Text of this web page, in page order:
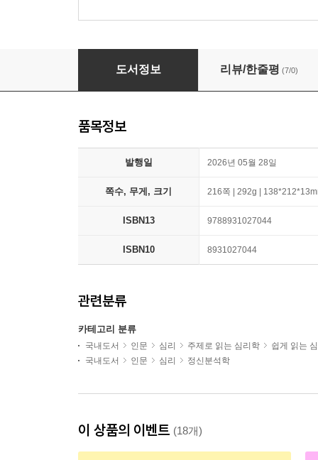
프로이트 심리학 입문
도서정보 리뷰/한줄평 (7/0)
품목정보
발행일 2026년 05월 28일
쪽수, 무게, 크기 216쪽 | 292g |
ISBN13 9788931027044
ISBN10 8931027044
관련분류
카테고리 분류
국내도서 인문 심리 주제로 읽는 심리학
쉽게 읽는
국내도서
인문 심리 정신분석학
이 상품의 이벤트 (18개)